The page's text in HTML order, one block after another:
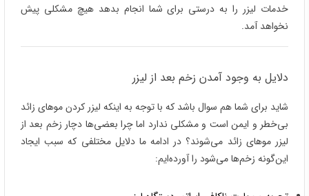
خدمات لیزر را به درستی برای شما انجام بدهد هیچ مشکلی پیش
نخواهد آمد.
دلایل به وجود آمدن زخم بعد از لیزر
شاید برای شما هم سوال باشد که با توجه به اینکه لیزر کردن موهای زائد
بی‌خطر و ایمن است و مشکلی ندارد اما چرا بعضی‌ها دچار زخم بعد از
لیزر موهای زائد می‌شوند؟ در ادامه ما دلایل مختلفی که سبب ایجاد
این‌گونه زخم‌ها می‌شود را آورده‌ایم: